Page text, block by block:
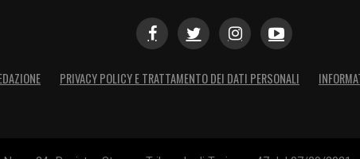
PRIVACY POLICY E TRATTAMENTO DEI DATI PERSONALI